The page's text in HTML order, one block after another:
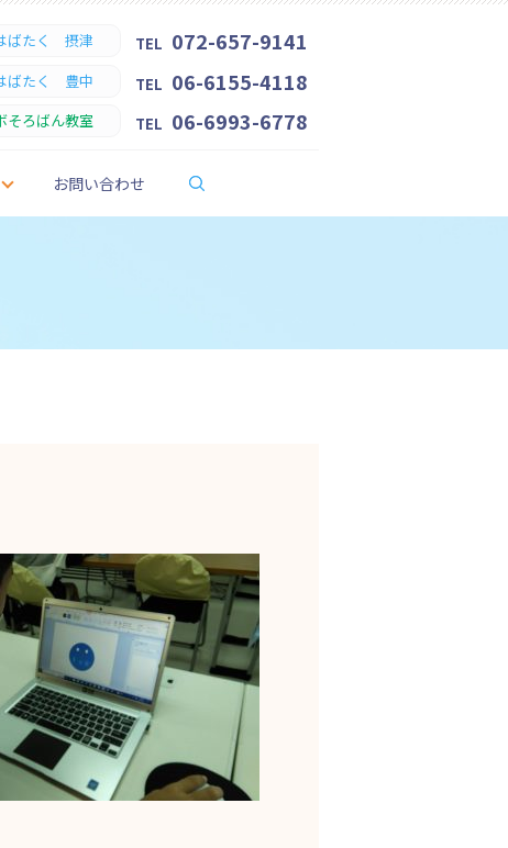
ばたく 摂津 TEL 072-657-9141
ばたく 豊中 TEL 06-6155-4118
そろばん教室 TEL 06-6993-6778
お問い合わせ